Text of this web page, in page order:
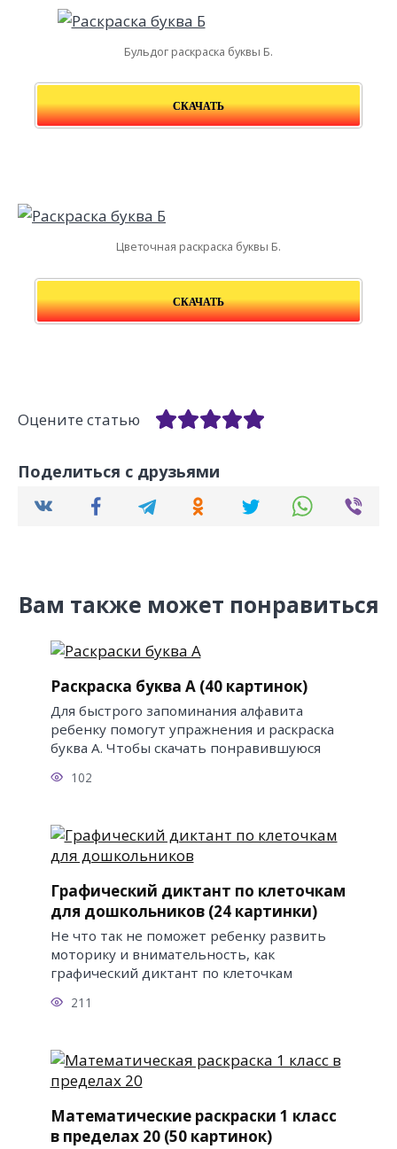
Бульдог раскраска буквы Б.
СКАЧАТЬ
Цветочная раскраска буквы Б.
СКАЧАТЬ
Оцените статью
Поделиться с друзьями
Вам также может понравиться
Раскраска буква А (40 картинок)
Для быстрого запоминания алфавита
ребенку помогут упражнения и раскраска
буква А. Чтобы скачать понравившуюся
102
Графический диктант по клеточкам
для дошкольников (24 картинки)
Не что так не поможет ребенку развить
моторику и внимательность, как
графический диктант по клеточкам
211
Математические раскраски 1 класс
в пределах 20 (50 картинок)